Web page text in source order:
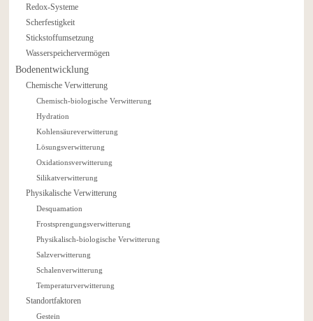
Redox-Systeme
Scherfestigkeit
Stickstoffumsetzung
Wasserspeichervermögen
Bodenentwicklung
Chemische Verwitterung
Chemisch-biologische Verwitterung
Hydration
Kohlensäureverwitterung
Lösungsverwitterung
Oxidationsverwitterung
Silikatverwitterung
Physikalische Verwitterung
Desquamation
Frostsprengungsverwitterung
Physikalisch-biologische Verwitterung
Salzverwitterung
Schalenverwitterung
Temperaturverwitterung
Standortfaktoren
Gestein